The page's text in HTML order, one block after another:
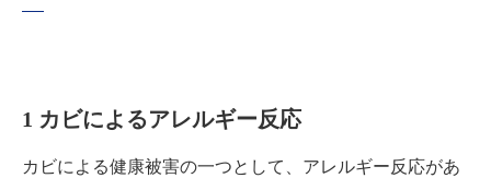
1 カビによるアレルギー反応
カビによる健康被害の一つとして、アレルギー反応があ